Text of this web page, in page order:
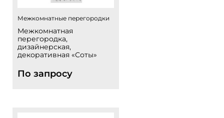
Межкомнатные перегородки
Межкомнатная
перегородка,
дизайнерская,
декоративная «Соты»
По запросу